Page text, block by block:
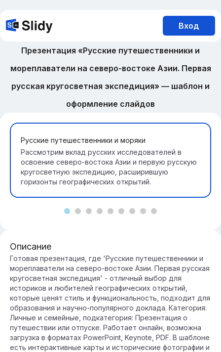
Вход
Презентация «Русские путешественники и
мореплаватели на северо-востоке Азии. Первая
русская кругосветная экспедиция» — шаблон и
оформление слайдов
Русские путешественники и моряки
Рассмотрим вклад русских исследователей в
освоение северо-востока Азии и первую русскую
кругосветную экспедицию, расширившую
горизонты географических открытий.
Описание
Готовая презентация, где 'Русские путешественники и
мореплаватели на северо-востоке Азии. Первая русская
кругосветная экспедиция' - отличный выбор для
историков и любителей географических открытий,
которые ценят стиль и функциональность, подходит для
образования и научно-популярного доклада. Категория:
Личные и семейные, подкатегория: Презентация о
путешествии или отпуске. Работает онлайн, возможна
загрузка в форматах PowerPoint, Keynote, PDF. В шаблоне
есть интерактивные карты и исторические фотографии и